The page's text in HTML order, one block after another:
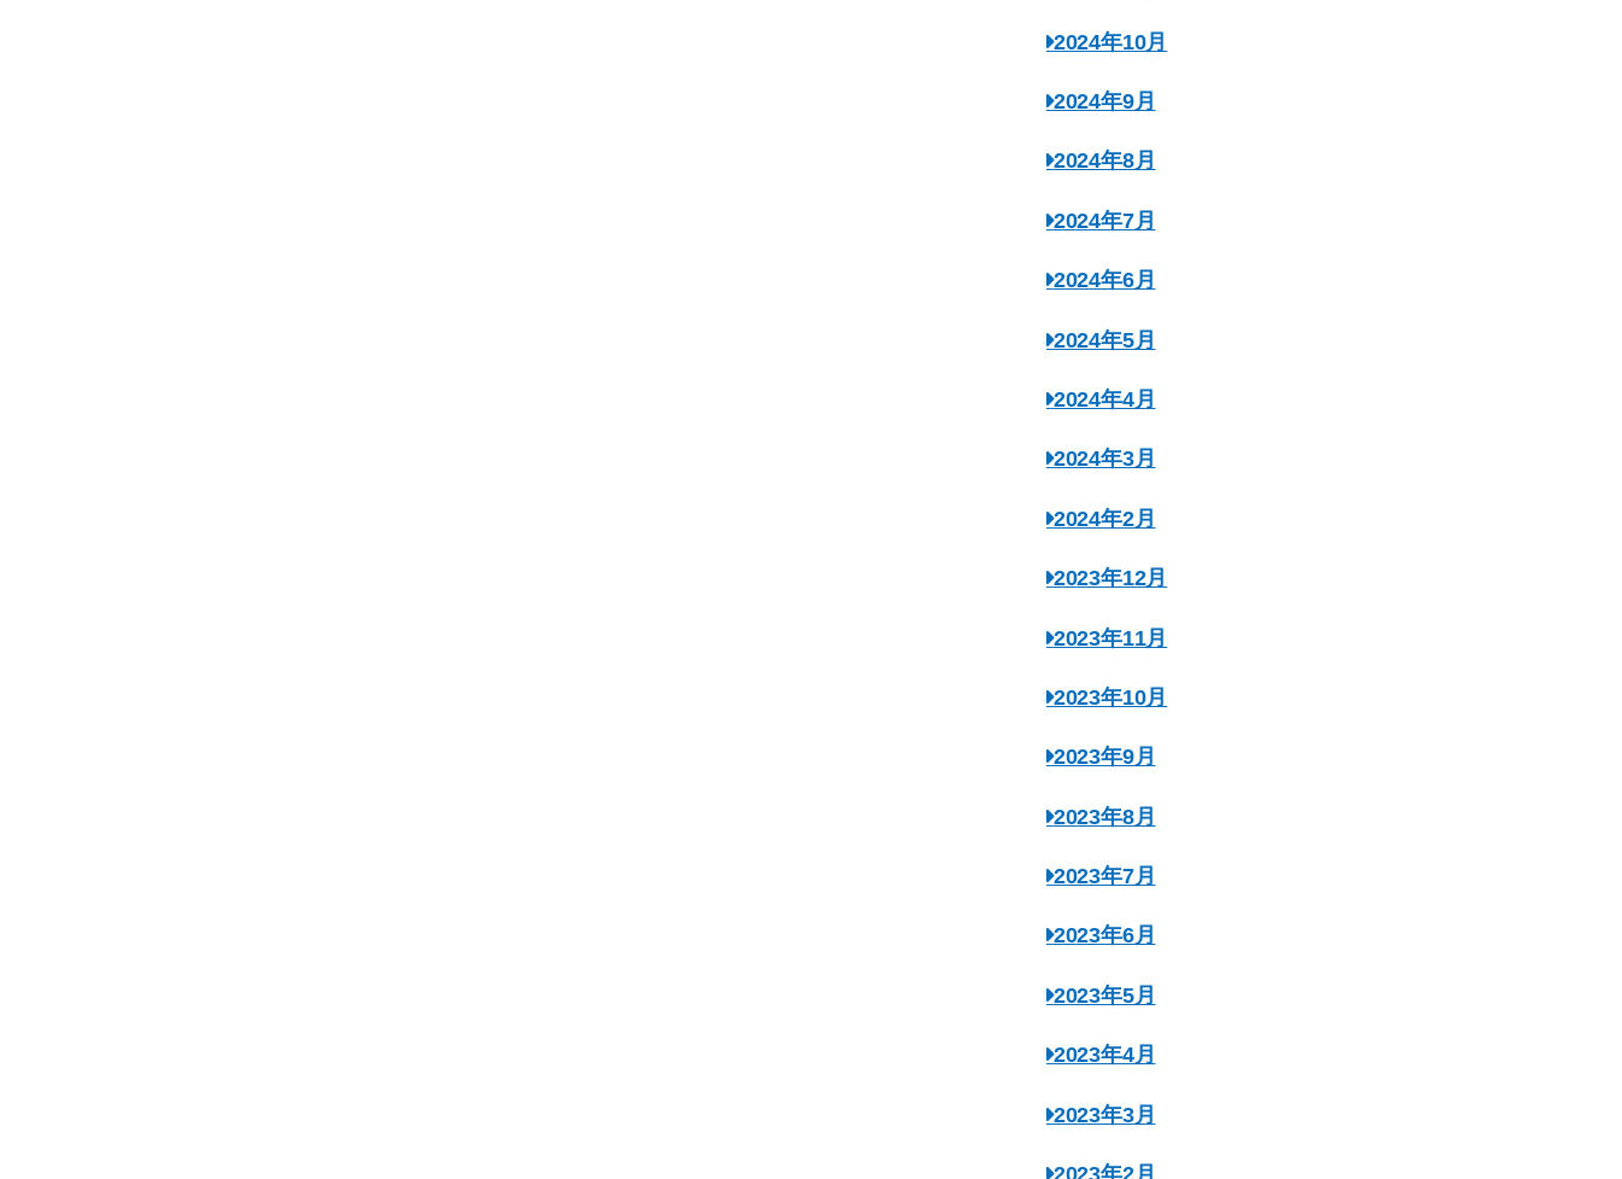
2024年10月
2024年9月
2024年8月
2024年7月
2024年6月
2024年5月
2024年4月
2024年3月
2024年2月
2023年12月
2023年11月
2023年10月
2023年9月
2023年8月
2023年7月
2023年6月
2023年5月
2023年4月
2023年3月